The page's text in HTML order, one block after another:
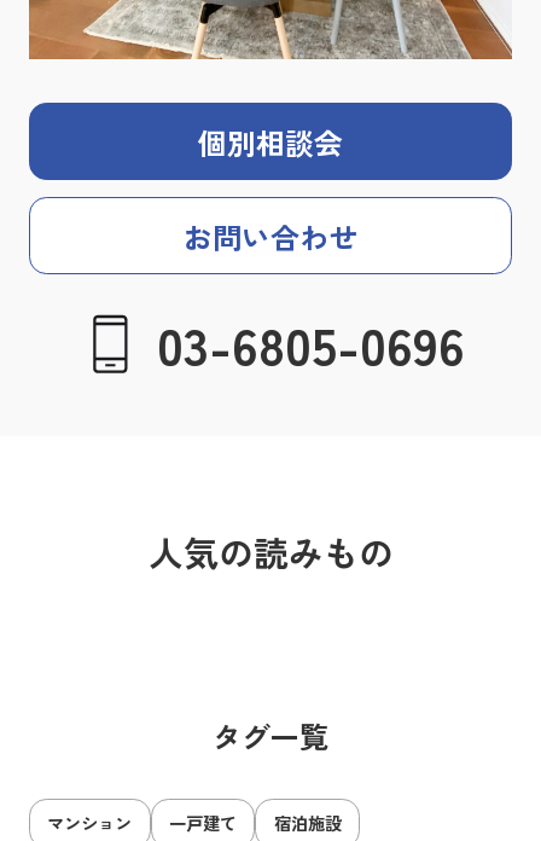
個別相談会
お問い合わせ
03-6805-0696
人気の読みもの
タグ一覧
マンション 一戸建て
宿泊施設